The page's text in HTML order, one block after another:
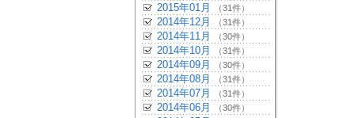
2015年01月 （31件）
2014年12月 （31件）
2014年11月 （30件）
2014年10月 （31件）
2014年09月 （30件）
2014年08月 （31件）
2014年07月 （31件）
2014年06月 （30件）